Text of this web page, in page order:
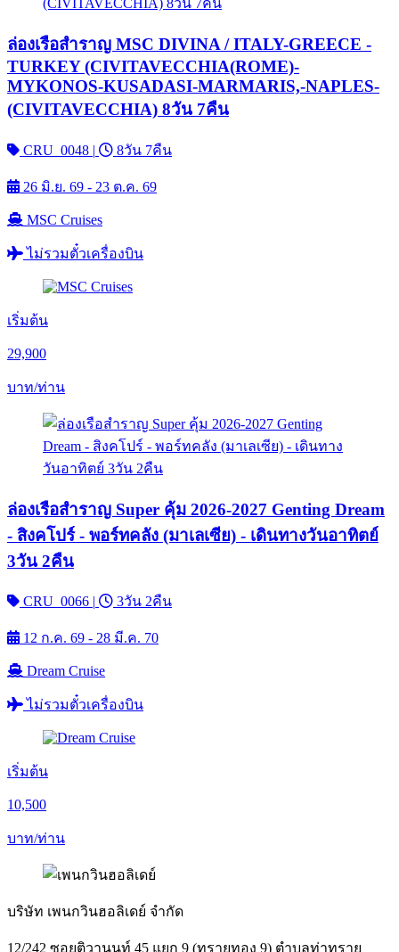
ล่องเรือสำราญ MSC DIVINA / ITALY-GREECE -
TURKEY (CIVITAVECCHIA(ROME)-
MYKONOS-KUSADASI-MARMARIS,-NAPLES-
(CIVITAVECCHIA) 8วัน 7คืน
CRU_0048 | 8วัน 7คืน
26 มิ.ย. 69 - 23 ต.ค. 69
MSC Cruises
ไม่รวมตั๋วเครื่องบิน
เริ่มต้น
29,900
บาท/ท่าน
ล่องเรือสำราญ Super คุ้ม 2026-2027 Genting Dream
- สิงคโปร์ - พอร์ทคลัง (มาเลเซีย) - เดินทางวันอาทิตย์
3วัน 2คืน
CRU_0066 | 3วัน 2คืน
12 ก.ค. 69 - 28 มี.ค. 70
Dream Cruise
ไม่รวมตั๋วเครื่องบิน
เริ่มต้น
10,500
บาท/ท่าน
บริษัท เพนกวินฮอลิเดย์ จำกัด
12/242 ซอยติวานนท์ 45 แยก 9 (ทรายทอง 9) ตำบลท่าทราย